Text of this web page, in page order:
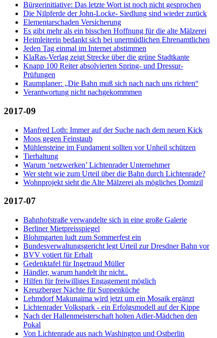
Bürgerinitiative: Das letzte Wort ist noch nicht gesprochen
Die Nilpferde der John-Locke- Siedlung sind wieder zurück
Elementarschaden Versicherung
Es gibt mehr als ein bisschen Hoffnung für die alte Mälzerei
Heimleiterin bedankt sich bei unermüdlichen Ehrenamtlichen
Jeden Tag einmal im Internet abstimmen
KlaRas-Verlag zeigt Strecke über die grüne Stadtkante
Knapp 100 Reiter absolvierten Spring- und Dressur-
Prüfungen
Raumplaner: „Die Bahn muß sich nach nach uns richten“
Verantwortung nicht nachgekommmen
2017-09
Manfred Loth: Immer auf der Suche nach dem neuen Kick
Moos gegen Feinstaub
Mühlensteine im Fundament sollten vor Unheil schützen
Tierhaltung
Warum ‘netzwerken’ Lichtenrader Unternehmer
Wer steht wie zum Urteil über die Bahn durch Lichtenrade?
Wohnprojekt sieht die Alte Mälzerei als mögliches Domizil
2017-07
Bahnhofstraße verwandelte sich in eine große Galerie
Berliner Mietpreisspiegel
Blohmgarten ludt zum Sommerfest ein
Bundesverwaltungsgericht legt Urteil zur Dresdner Bahn vor
BVV votiert für Erhalt
Gedenktafel für Ingetraud Müller
Händler, warum handelt ihr nicht..
Hilfen für freiwilliges Engagement möglich
Kreuzberger Nächte für Suppenküche
Lehmdorf Makunaima wird jetzt um ein Mosaik ergänzt
Lichtenrader Volkspark - ein Erfolgsmodell auf der Kippe
Nach der Hallenmeisterschaft holten Adler-Mädchen den
Pokal
Von Lichtenrade aus nach Washington und Ostberlin